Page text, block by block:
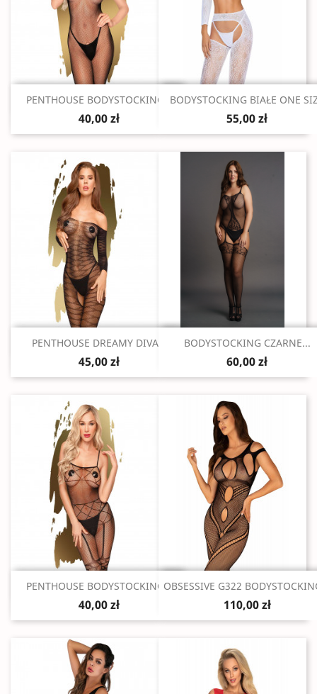
Szybki podgląd
PENTHOUSE BODYSTOCKING...
40,00 zł
Szybki podgląd
BODYSTOCKING BIAŁE ONE
55,00 zł
Szybki podgląd
PENTHOUSE DREAMY DIVA...
45,00 zł
Szybki podgląd
BODYSTOCKING CZARNE...
60,00 zł
Szybki podgląd
PENTHOUSE BODYSTOCKING...
40,00 zł
Szybki podgląd
OBSESSIVE G322
110,00 zł